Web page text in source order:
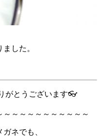
した。
がとうございます👓
～～～～～～～～～～
ネでも、